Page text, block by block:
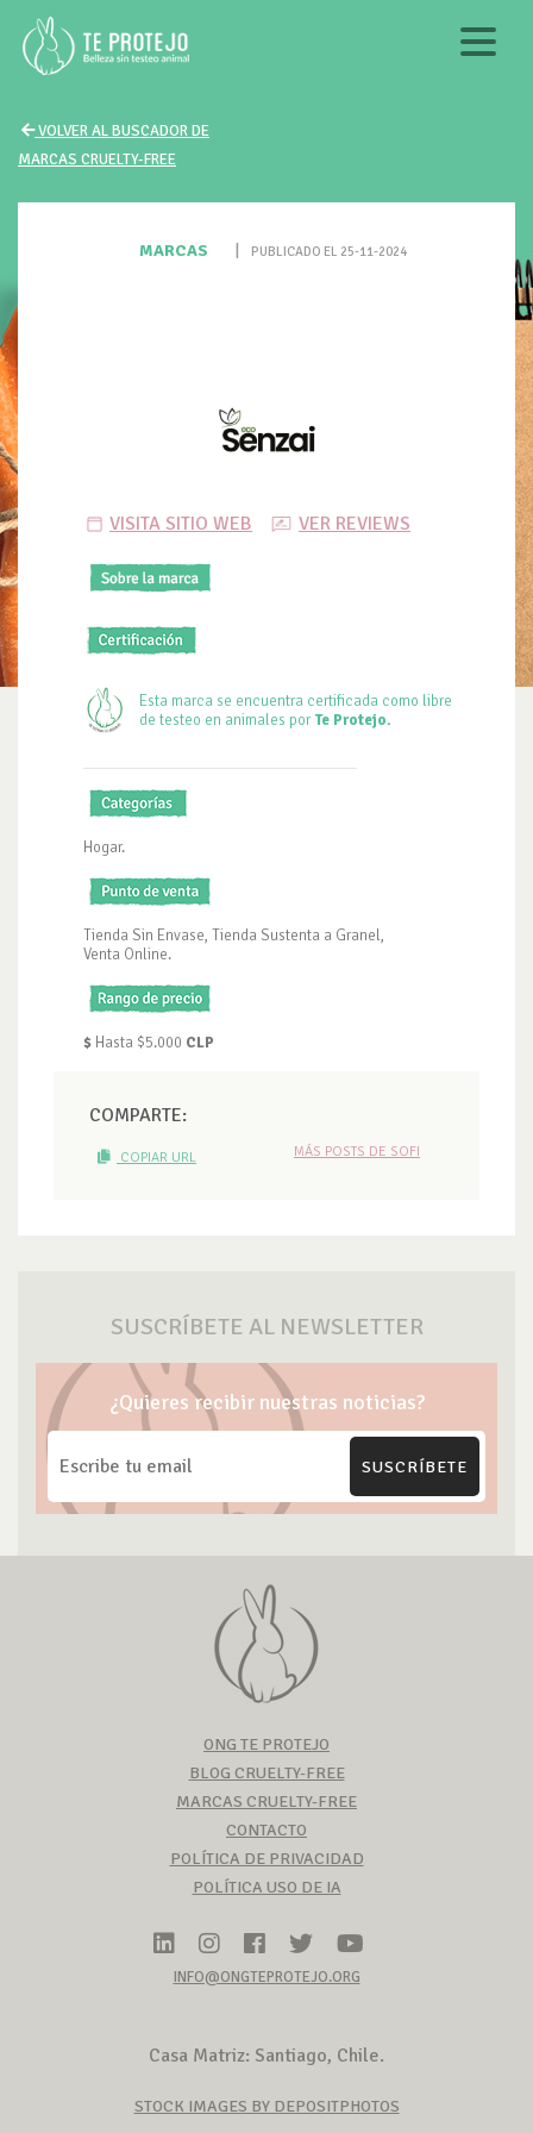
VOLVER AL BUSCADOR DE
MARCAS CRUELTY-FREE
MARCAS PUBLICADO EL 25-11-2024
VISITA SITIO WEB VER REVIEWS
Esta marca se encuentra certificada como libre
de testeo en animales porTe Protejo.
Hogar.
Tienda Sin Envase, Tienda Sustenta a Granel,
Venta Online.
$ Hasta $5.000 CLP
COMPARTE:
COPIAR URL MÁS POSTS DE SOFI
SUSCRÍBETE AL NEWSLETTER
¿Quieres recibir nuestras noticias?
SUSCRÍBETE
ONG TE PROTEJO
BLOG CRUELTY-FREE
MARCAS CRUELTY-FREE
CONTACTO
POLÍTICA DE PRIVACIDAD
POLÍTICA USO DE IA
INFO@ONGTEPROTEJO.ORG
Casa Matriz: Santiago, Chile.
STOCK IMAGES BY DEPOSITPHOTOS